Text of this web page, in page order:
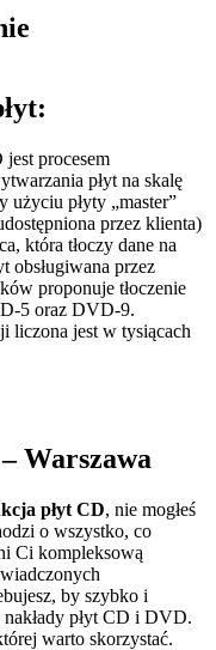
jest procesem
płyt na skalę
użyciu płyty „master”
przez klienta)
która tłoczy dane na
obsługiwana przez
proponuje tłoczenie
5 oraz DVD-9.
liczona jest w tysiącach
Warszawa
płyt CD, nie mogłeś
o wszystko, co
Ci kompleksową
by szybko i
płyt CD i DVD.
warto skorzystać.